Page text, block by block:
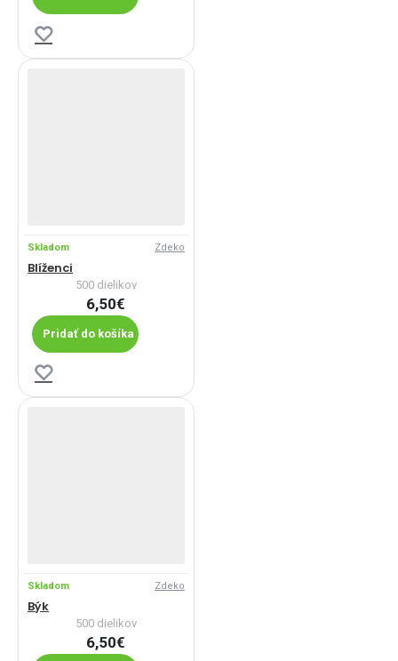
Skladom Zdeko
Blíženci
500 dielikov
6,50€
Pridať do košíka
Skladom Zdeko
Býk
500 dielikov
6,50€